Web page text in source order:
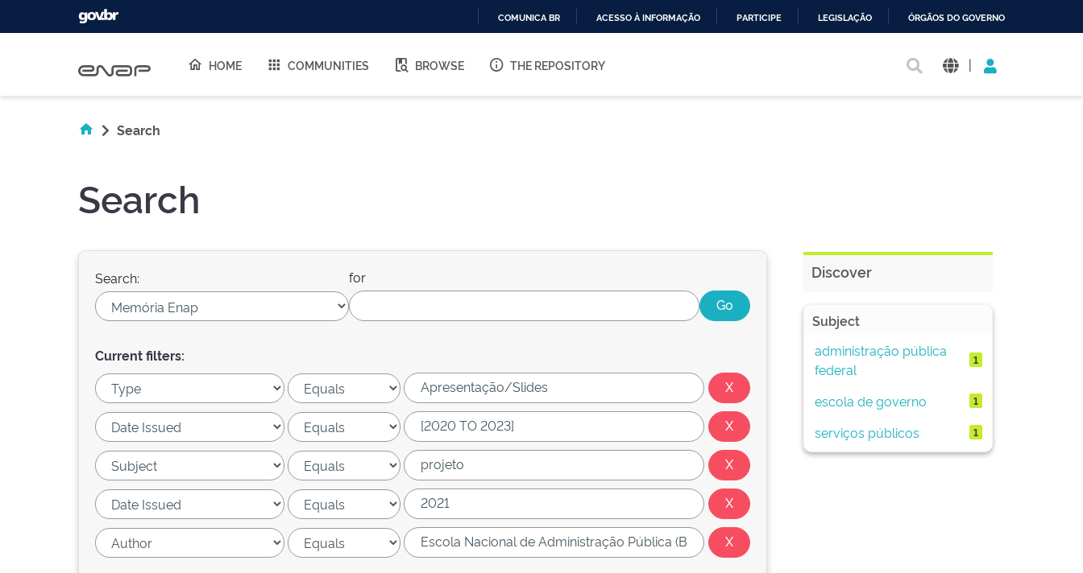
O
COMUNICA BR ACESSO À INFORMAÇÃO PARTICIPE LEGISLAÇÃO ÓRGÃOS DO GOVERNO
HOME COMMUNITIES BROWSE THE REPOSITORY |
Search
Search
Search: for
Current filters:
Discover
Subject
administração pública
federal
1
escola de governo 1
serviços públicos 1